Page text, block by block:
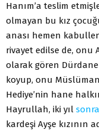
Hanım’a teslim
olmayan bu kız
anası hemen
rivayet edilse de, onu
olarak gören Dürdane
koyup, onu
Hediye’nin hane
Hayrullah, iki yıl sonra
kardeşi Ayşe kızının